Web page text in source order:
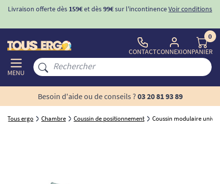
Livraison offerte dès 159€et dès99€sur l'incontinenceVoir conditions
MENU
CONTACTCONNEXION
0
PANIER
Besoin d'aide ou de conseils ? 03 20 81 93 89
Tous ergo Chambre Coussin de positionnement Coussin modulaire